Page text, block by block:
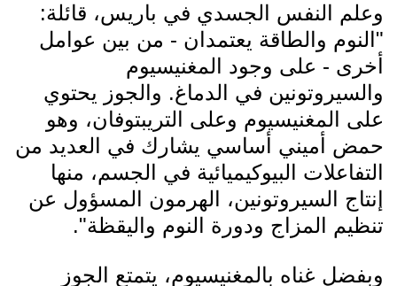
وعلم النفس الجسدي في باريس، قائلة:
"النوم والطاقة يعتمدان - من بين عوامل
أخرى - على وجود المغنيسيوم
والسيروتونين في الدماغ. والجوز يحتوي
على المغنيسيوم وعلى التريبتوفان، وهو
حمض أميني أساسي يشارك في العديد من
التفاعلات البيوكيميائية في الجسم، منها
إنتاج السيروتونين، الهرمون المسؤول عن
تنظيم المزاج ودورة النوم واليقظة".
وبفضل غناه بالمغنيسيوم، يتمتع الجوز